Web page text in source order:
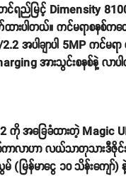
ရည်မြင့် Dimensity
ထားပါတယ်။ ကင်မရာစနစ်
အပါချာပါ 5MP ကင်မ
အားသွင်းစနစ်နဲ့ လာပ
ကို အခြေခံထားတဲ့ Magic
ော်ကာလာဟာ လယ်သာတုသားဒီ
မ် (မြန်မာငွေ ၁၀ သိန်းကျ